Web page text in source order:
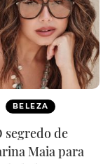
BELEZA
segredo de
Maia para